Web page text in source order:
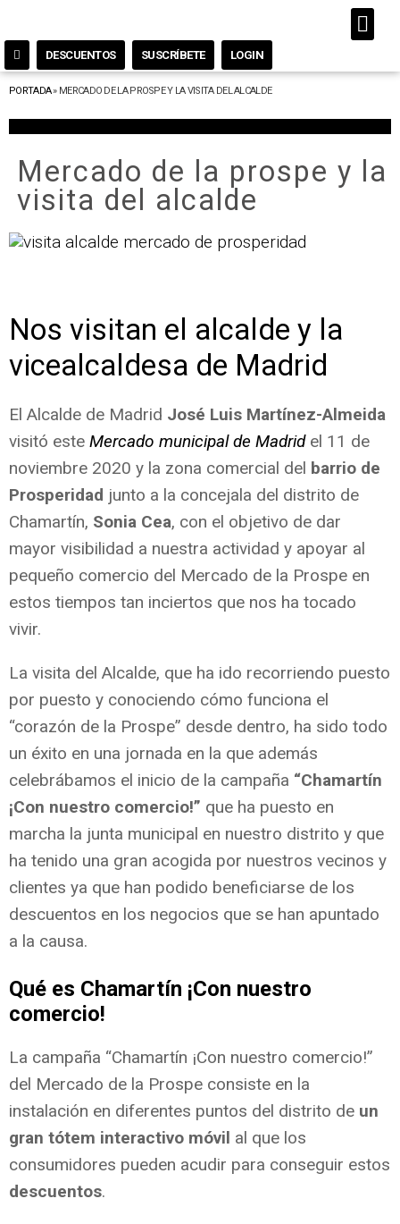
DESCUENTOS SUSCRÍBETE LOGIN
PORTADA» MERCADO DE LA PROSPE Y LA VISITA DEL ALCALDE
Mercado de la prospe y la
visita del alcalde
Nos visitan el alcalde y la
vicealcaldesa de Madrid
El Alcalde de Madrid José Luis Martínez-Almeida
visitó este Mercado municipal de Madridel 11 de
noviembre 2020 y la zona comercial del barrio de
Prosperidad junto a la concejala del distrito de
Chamartín, Sonia Cea, con el objetivo de dar
mayor visibilidad a nuestra actividad y apoyar al
pequeño comercio del Mercado de la Prospe en
estos tiempos tan inciertos que nos ha tocado
vivir.
La visita del Alcalde, que ha ido recorriendo puesto
por puesto y conociendo cómo funciona el
“corazón de la Prospe” desde dentro, ha sido todo
un éxito en una jornada en la que además
celebrábamos el inicio de la campaña “Chamartín
¡Con nuestro comercio!” que ha puesto en
marcha la junta municipal en nuestro distrito y que
ha tenido una gran acogida por nuestros vecinos y
clientes ya que han podido beneficiarse de los
descuentos en los negocios que se han apuntado
a la causa.
Qué es Chamartín ¡Con nuestro
comercio!
La campaña “Chamartín ¡Con nuestro comercio!”
del Mercado de la Prospe consiste en la
instalación en diferentes puntos del distrito de un
gran tótem interactivo móvil al que los
consumidores pueden acudir para conseguir estos
descuentos.